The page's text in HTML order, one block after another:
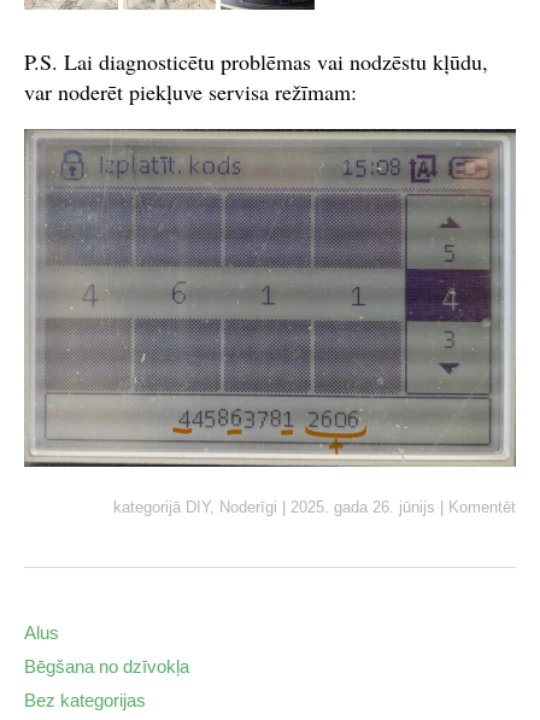
P.S. Lai diagnosticētu problēmas vai nodzēstu kļūdu,
var noderēt piekļuve servisa režīmam:
kategorijā DIY, Noderīgi 2025. gada 26. jūnijs Komentēt
Alus
Bēgšana no dzīvokļa
Bez kategorijas